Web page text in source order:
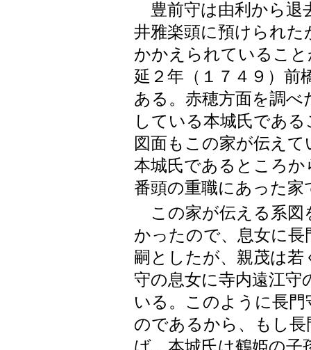
豊前守は由利から退
井雅楽頭に預けられた
かかえられているこ
延２年（１７４９）前
ある。赤穂方面を調べ
している本城氏であ
図面もこの家が伝え
本城氏であるところ
番頭の重職にあった家
この家が伝える系図
かったので、息女に
嗣としたが、親茂は
守の息女に寺内遠江守
いる。このように長
のであるから、もし